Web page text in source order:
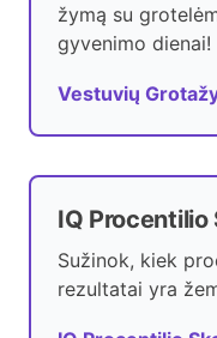
žymą su
gyvenimo dienai!
Vestuvių
IQ
Sužinok, kiek
rezultatai yra